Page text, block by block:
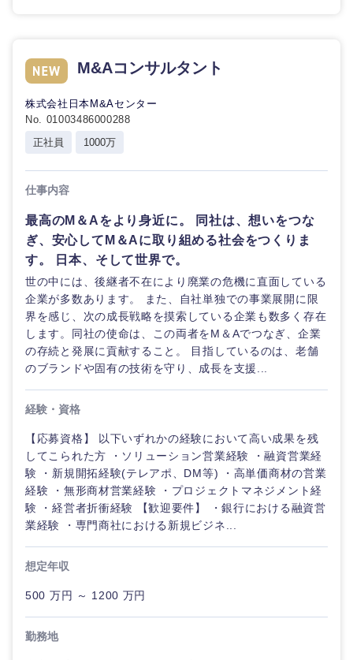
海外
M&Aコンサルタント
株式会社日本M&Aセンター
No. 01003486000288
正社員
1000万
仕事内容
最高のM＆Aをより身近に。 同社は、想いをつな
ぎ、安心してM＆Aに取り組める社会をつくりま
す。 日本、そして世界で。
世の中には、後継者不在により廃業の危機に直面している
企業が多数あります。 また、自社単独での事業展開に限
界を感じ、次の成長戦略を摸索している企業も数多く存在
します。同社の使命は、この両者をM＆Aでつなぎ、企業
の存続と発展に貢献すること。 目指しているのは、老舗
のブランドや固有の技術を守り、成長を支援...
経験・資格
【応募資格】 以下いずれかの経験において高い成果を残
してこられた方 ・ソリューション営業経験 ・融資営業経
験 ・新規開拓経験(テレアポ、DM等) ・高単価商材の営業
経験 ・無形商材営業経験 ・プロジェクトマネジメント経
験 ・経営者折衝経験 【歓迎要件】 ・銀行における融資営
業経験 ・専門商社における新規ビジネ...
想定年収
500 万円 ～ 1200 万円
勤務地